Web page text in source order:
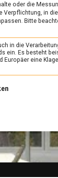
zuzugreifen,
oder die
Verpflichtung, in
Bitte
in die
ein. Es besteht
Europäer eine
Gruppe